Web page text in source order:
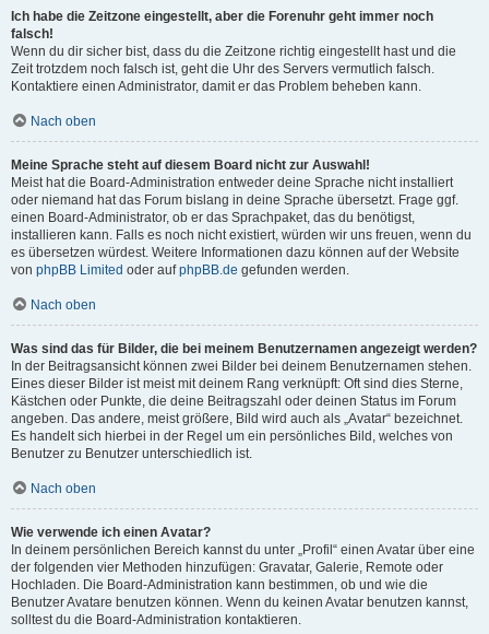
Ich habe die Zeitzone eingestellt, aber die Forenuhr geht immer noch
falsch!
Wenn du dir sicher bist, dass du die Zeitzone richtig eingestellt hast und die
Zeit trotzdem noch falsch ist, geht die Uhr des Servers vermutlich falsch.
Kontaktiere einen Administrator, damit er das Problem beheben kann.
Nach oben
Meine Sprache steht auf diesem Board nicht zur Auswahl!
Meist hat die Board-Administration entweder deine Sprache nicht installiert
oder niemand hat das Forum bislang in deine Sprache übersetzt. Frage ggf.
einen Board-Administrator, ob er das Sprachpaket, das du benötigst,
installieren kann. Falls es noch nicht existiert, würden wir uns freuen, wenn du
es übersetzen würdest. Weitere Informationen dazu können auf der Website
von phpBB Limited oder aufphpBB.de gefunden werden.
Nach oben
Was sind das für Bilder, die bei meinem Benutzernamen angezeigt werden?
In der Beitragsansicht können zwei Bilder bei deinem Benutzernamen stehen.
Eines dieser Bilder ist meist mit deinem Rang verknüpft: Oft sind dies Sterne,
Kästchen oder Punkte, die deine Beitragszahl oder deinen Status im Forum
angeben. Das andere, meist größere, Bild wird auch als „Avatar“ bezeichnet.
Es handelt sich hierbei in der Regel um ein persönliches Bild, welches von
Benutzer zu Benutzer unterschiedlich ist.
Nach oben
Wie verwende ich einen Avatar?
In deinem persönlichen Bereich kannst du unter „Profil“ einen Avatar über eine
der folgenden vier Methoden hinzufügen: Gravatar, Galerie, Remote oder
Hochladen. Die Board-Administration kann bestimmen, ob und wie die
Benutzer Avatare benutzen können. Wenn du keinen Avatar benutzen kannst,
solltest du die Board-Administration kontaktieren.